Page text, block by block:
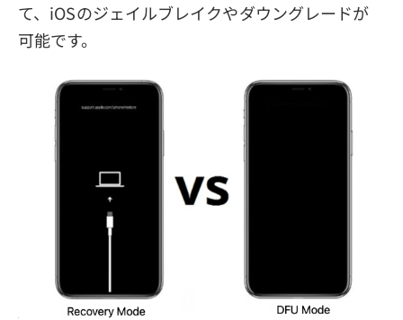
て、iOSのジェイルブレイクやダウングレードが
可能です。